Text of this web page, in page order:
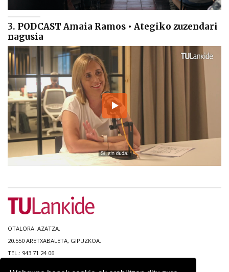
3. PODCAST Amaia Ramos • Ategiko zuzendari
nagusia
OTALORA. AZATZA.
20.550 ARETXABALETA, GIPUZKOA.
TEL.: 943 71 24 06